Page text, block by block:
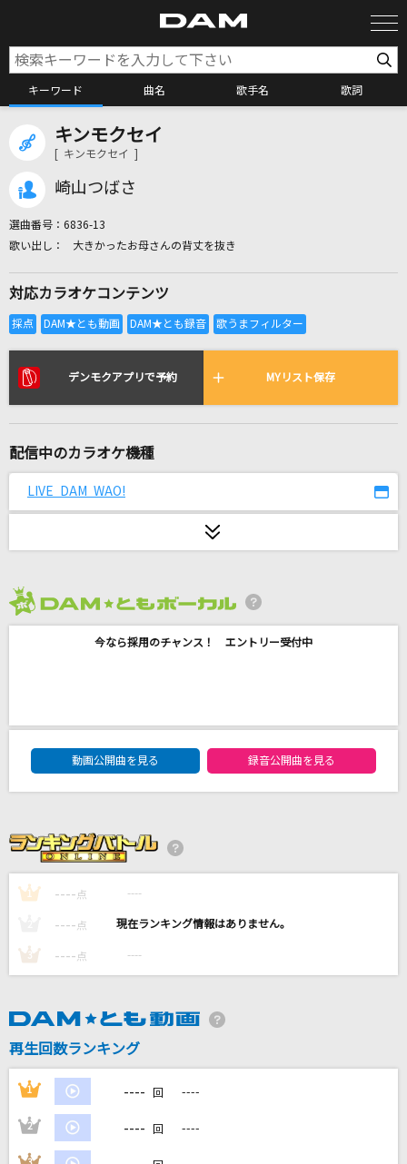
キーワード 曲名 歌手名 歌詞
全国りれき
リアルタイムで歌われている曲の一覧
不死鳥
Universe
ハッピーシンセサイザ
まふまふ
キミと××××したいだけ
ファントムシータ
[生音]羽
Crossfaith
キンモクセイ
[ キンモクセイ ]
崎山つばさ
選曲番号： 6836-13
大きかったお母さんの背丈を抜き
対応カラオケコンテンツ
デンモクアプリで予約 MYリスト保存
配信中のカラオケ機種
LIVE DAM WAO!
今なら採用のチャンス！ エントリー受付中
DAM★ともボーカルエントリーランキング
動画公開曲を見る
録音公開曲を見る
1 ---- 点 ----
---- 点 ----
3 ---- 点 ----
再生回数ランキング
1 ---- 回 ----
2 ---- 回 ----